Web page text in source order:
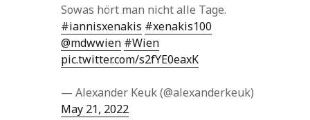
Sowas hört man nicht alle Tage.
#iannisxenakis #xenakis100
@mdwwien #Wien
pic.twitter.com/s2fYE0eaxK
— Alexander Keuk (@alexanderkeuk)
May 21, 2022